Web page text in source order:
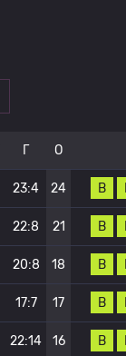
Г О
23:4 24 В
22:8 21 В
20:8 18 В
17:7 17 В
22:14 16 В